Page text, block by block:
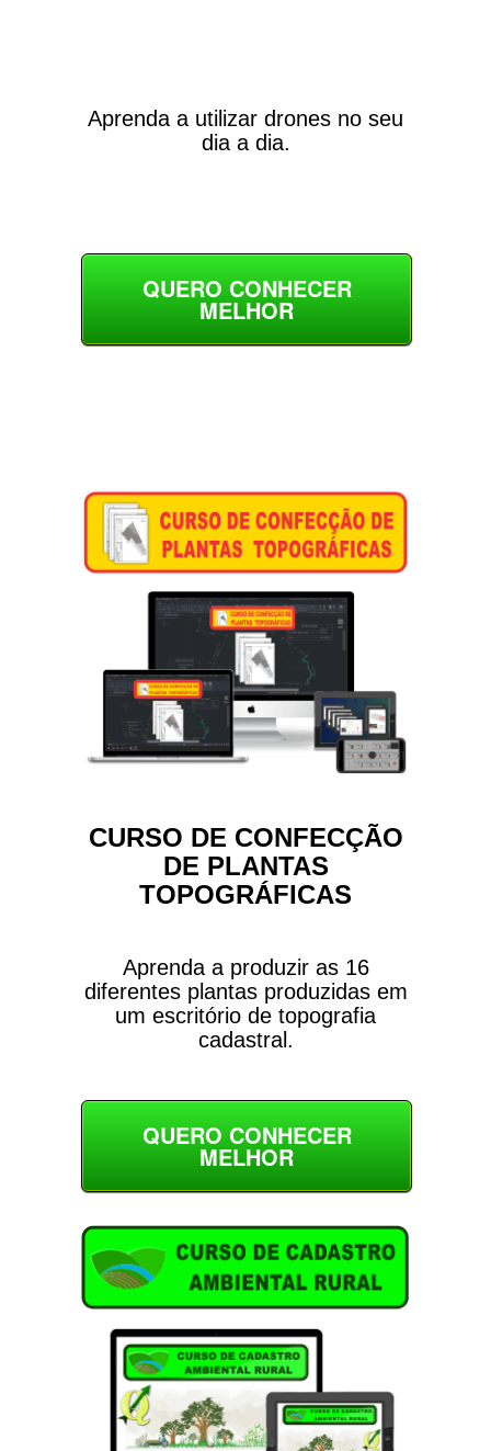
Aprenda a utilizar drones no seu
dia a dia.
QUERO CONHECER
MELHOR
CURSO DE CONFECÇÃO
DE PLANTAS
TOPOGRÁFICAS
Aprenda a produzir as 16
diferentes plantas produzidas em
um escritório de topografia
cadastral.
QUERO CONHECER
MELHOR